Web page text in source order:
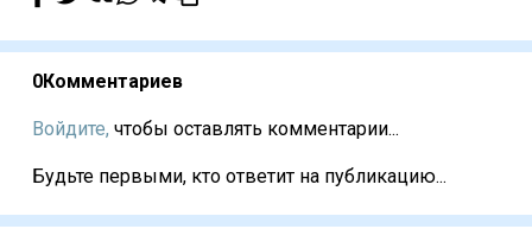
0Комментариев
Войдите, чтобы оставлять комментарии...
Будьте первыми, кто ответит на публикацию...